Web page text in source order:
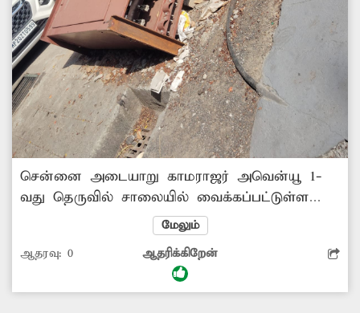
சென்னை அடையாறு காமராஜர் அவென்யூ 1-
வது தெருவில் சாலையில் வைக்கப்பட்டுள்ள
மின்பெட்டி கடந்த சில மாதங்களாக
சேதமடைந்து கீழே விழுந்துள்ளது. மேலும்
இந்த பகுதியில் குழந்தைகள், முதியவர்கள் என
அனைவரும் உள்ளனர். இதனால் பொதுமக்கள்
மேலும்
ஆதரவு: 0 ஆதரிக்கிறேன்